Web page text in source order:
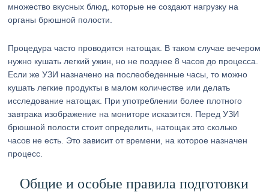
множество вкусных блюд, которые не создают нагрузку на
органы брюшной полости.
Процедура часто проводится натощак. В таком случае вечером
нужно кушать легкий ужин, но не позднее 8 часов до процесса.
Если же УЗИ назначено на послеобеденные часы, то можно
кушать легкие продукты в малом количестве или делать
исследование натощак. При употреблении более плотного
завтрака изображение на мониторе исказится. Перед УЗИ
брюшной полости стоит определить, натощак это сколько
часов не есть. Это зависит от времени, на которое назначен
процесс.
Общие и особые правила подготовки